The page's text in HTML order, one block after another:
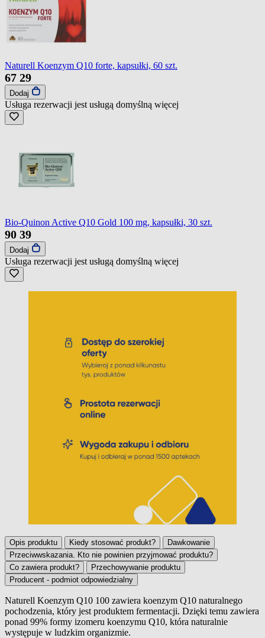
Naturell Koenzym Q10 forte, kapsułki, 60 szt.
67 29
Dodaj
Usługa rezerwacji jest usługą domyślną więcej
Bio-Quinon Active Q10 Gold 100 mg, kapsułki, 30 szt.
90 39
Dodaj
Usługa rezerwacji jest usługą domyślną więcej
Opis produktu Kiedy stosować produkt?
Dawkowanie
Przeciwwskazania. Kto nie powinien przyjmować produktu?
Co zawiera produkt?
Przechowywanie produktu
Producent - podmiot odpowiedzialny
Opis produktu
Naturell Koenzym Q10 100 zawiera koenzym Q10 naturalnego
pochodzenia, który jest produktem fermentacji. Dzięki temu zawiera
ponad 99% formy izomeru koenzymu Q10, która naturalnie
występuje w ludzkim organizmie.